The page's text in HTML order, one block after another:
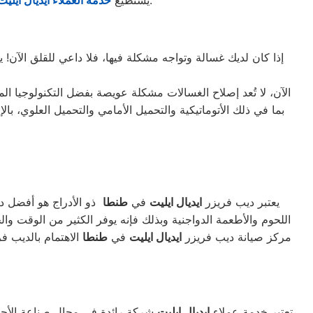
إذا كان لديك غسالة وتواجه مشكلة فيها، فلا داعي للقلق
الآن، لا تُعد إصلاح الغسالات مشكلة عويصة بفضل
يعتبر ديب فريزرايديال ايليت فيطنطا ذو الأدراج هو أفضل
اللحوم والأطعمة الدواجنية وبذلك فإنه يوفر الكثير من الوقت
مركز صيانة ديب فريزرايديال ايليت فيطنطا الاهتمام